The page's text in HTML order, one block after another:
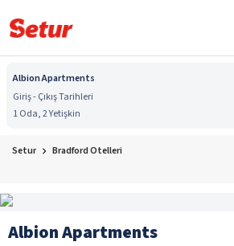
Albion Apartments
Giriş - Çıkış Tarihleri
1 Oda, 2 Yetişkin
Setur Bradford Otelleri
Albion Apartments